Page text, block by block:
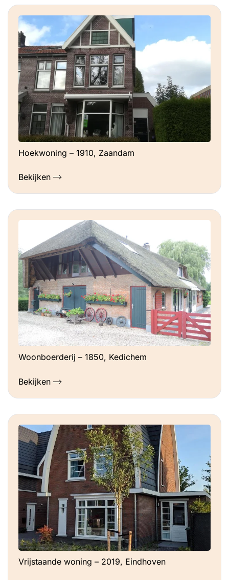
Hoekwoning – 1910, Zaandam
Bekijken
Woonboerderij – 1850, Kedichem
Bekijken
Vrijstaande woning – 2019, Eindhoven